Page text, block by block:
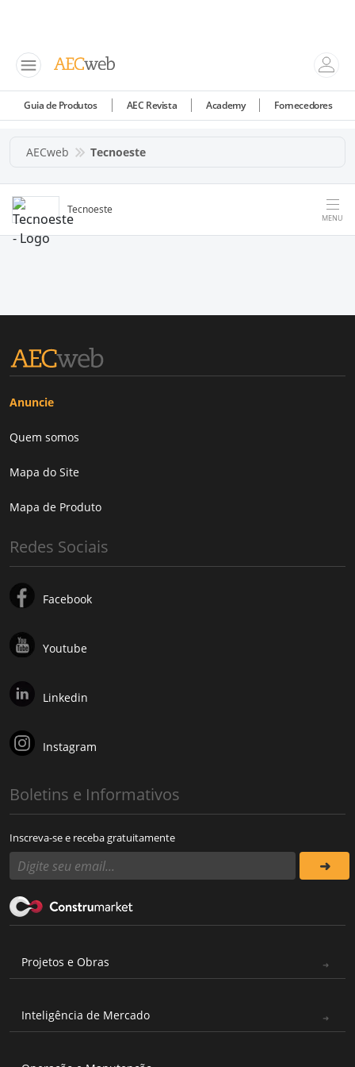
Guia de Produtos AEC Revista Academy Fornecedores
AECweb Tecnoeste
Tecnoeste
MENU
Anuncie
Quem somos
Mapa do Site
Mapa de Produto
Redes Sociais
Facebook
Youtube
Linkedin
Instagram
Boletins e Informativos
Inscreva-se e receba gratuitamente
Projetos e Obras
Inteligência de Mercado